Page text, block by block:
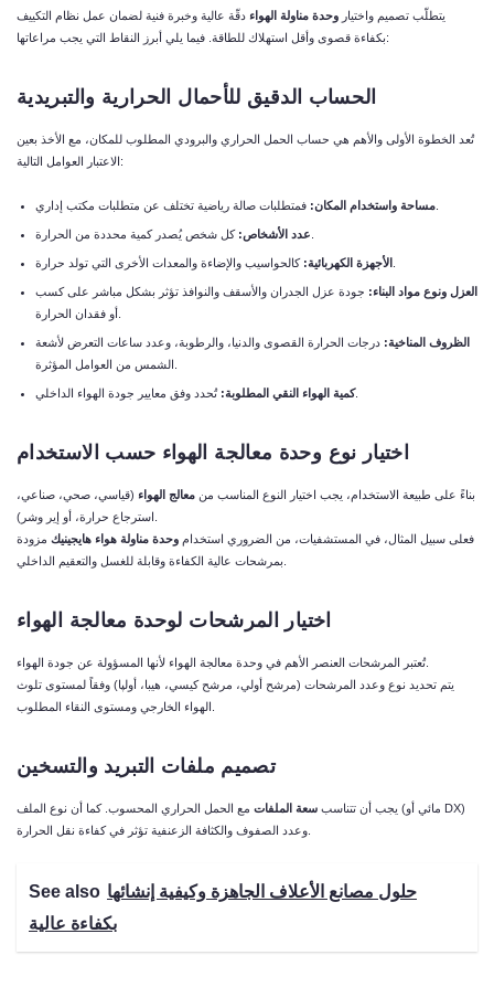
يتطلّب تصميم واختيار وحدة مناولة الهواء دقّة عالية وخبرة فنية لضمان عمل نظام التكييف
بكفاءة قصوى وأقل استهلاك للطاقة. فيما يلي أبرز النقاط التي يجب مراعاتها:
الحساب الدقيق للأحمال الحرارية والتبريدية
تُعد الخطوة الأولى والأهم هي حساب الحمل الحراري والبرودي المطلوب للمكان، مع الأخذ بعين
الاعتبار العوامل التالية:
مساحة واستخدام المكان:فمتطلبات صالة رياضية تختلف عن متطلبات مكتب إداري.
عدد الأشخاص:
الأجهزة الكهربائية:
العزل ونوع مواد البناء: جودة عزل الجدران والأسقف والنوافذ تؤثر بشكل مباشر على كسب
أو فقدان الحرارة.
الظروف المناخية: درجات الحرارة القصوى والدنيا، والرطوبة، وعدد ساعات التعرض لأشعة
كمية الهواء النقي المطلوبة:تُحدد وفق معايير جودة الهواء الداخلي.
اختيار نوع وحدة معالجة الهواء حسب الاستخدام
بناءً على طبيعة الاستخدام، يجب اختيار النوع المناسب من معالج الهواء (قياسي، صحي، صناعي،
فعلى سبيل المثال، في المستشفيات، من الضروري استخدام وحدة مناولة هواء هايجينيك مزودة
اختيار المرشحات لوحدة معالجة الهواء
يتم تحديد نوع وعدد المرشحات (مرشح أولي، مرشح كيسي، هيبا، أولپا) وفقاً لمستوى تلوث
تصميم ملفات التبريد والتسخين
يجب أن تتناسب سعة الملفات مع الحمل الحراري المحسوب. كما أن نوع الملف (مائي أو DX)
See also حلول مصانع الأعلاف الجاهزة وكيفية إنشائها
بكفاءة عالية